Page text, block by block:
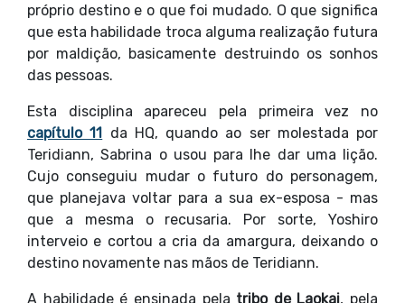
próprio destino e o que foi mudado. O que significa
que esta habilidade troca alguma realização futura
por maldição, basicamente destruindo os sonhos
das pessoas.
Esta disciplina apareceu pela primeira vez no
capítulo 11 da HQ, quando ao ser molestada por
Teridiann, Sabrina o usou para lhe dar uma lição.
Cujo conseguiu mudar o futuro do personagem,
que planejava voltar para a sua ex-esposa - mas
que a mesma o recusaria. Por sorte, Yoshiro
interveio e cortou a cria da amargura, deixando o
destino novamente nas mãos de Teridiann.
A habilidade é ensinada pela tribo de Laokai, pela